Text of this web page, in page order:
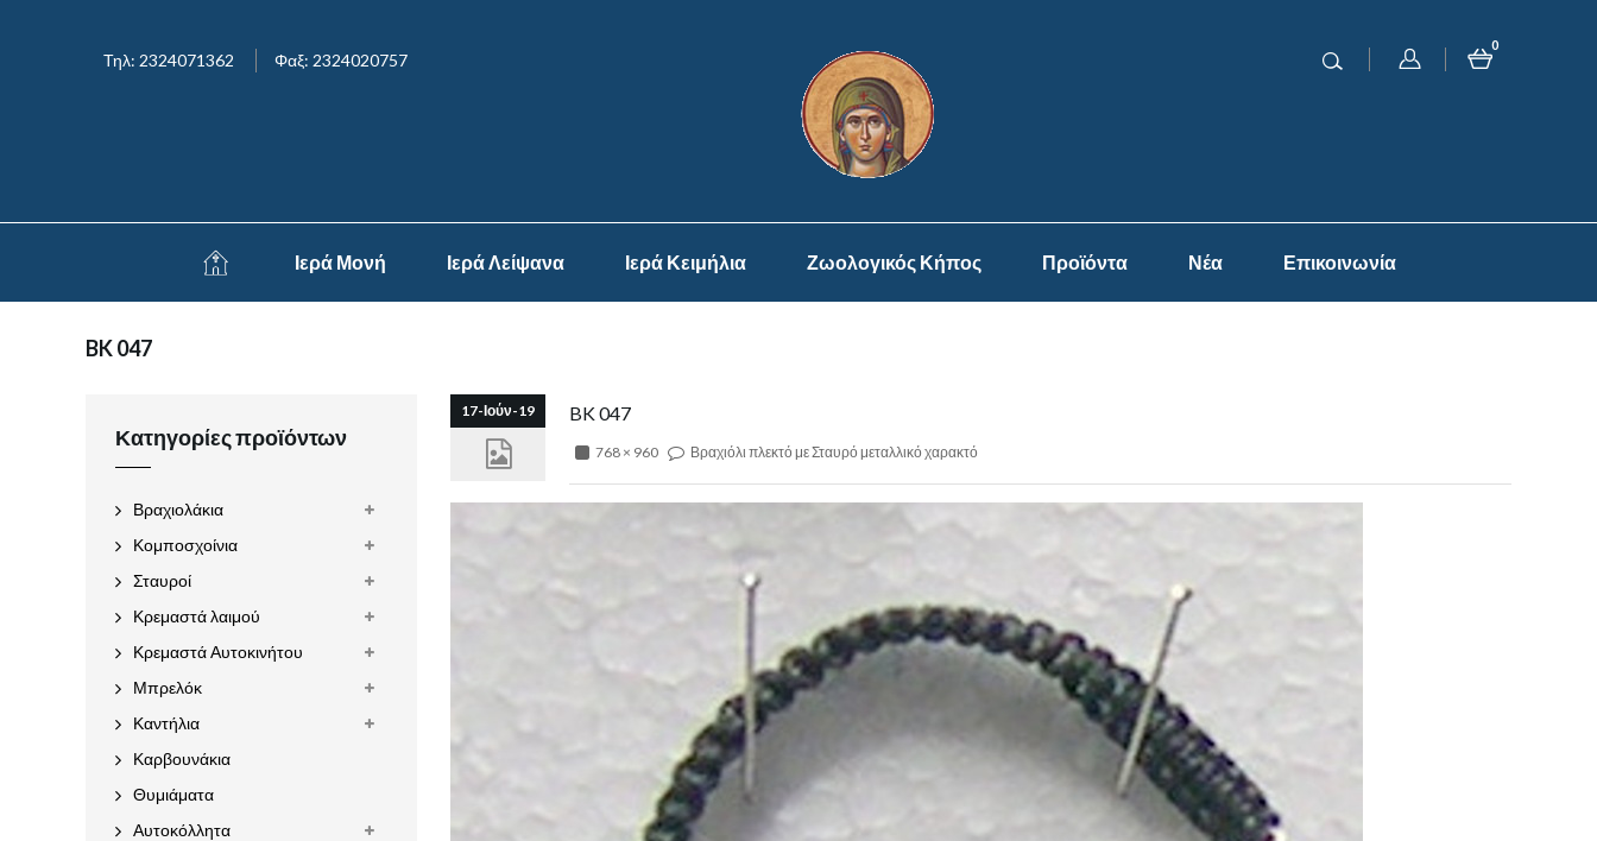
Τηλ: 2324071362 Φαξ: 2324020757
0
Ιερά Μονή Ιερά Λείψανα Ιερά Κειμήλια Ζωολογικός Κήπος Προϊόντα Νέα Επικοινωνία
BK 047
17-Ιούν-19 BK 047
768 × 960 Βραχιόλι πλεκτό με Σταυρό μεταλλικό χαρακτό
Κατηγορίες προϊόντων
Βραχιολάκια
Κομποσχοίνια
Σταυροί
Κρεμαστά λαιμού
Κρεμαστά Αυτοκινήτου
Μπρελόκ
Καντήλια
Καρβουνάκια
Θυμιάματα
Αυτοκόλλητα